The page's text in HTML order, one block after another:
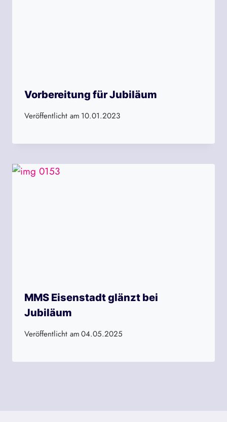
Vorbereitung für Jubiläum
Veröffentlicht am 10.01.2023
MMS Eisenstadt glänzt bei
Jubiläum
Veröffentlicht am04.05.2025